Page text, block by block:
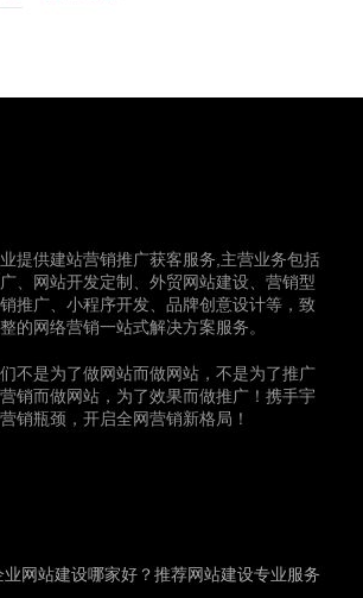
提供建站营销推广获客服务,主营业务包括
、网站开发定制、外贸网站建设、营销型
推广、小程序开发、品牌创意设计等，致
的网络营销一站式解决方案服务。
不是为了做网站而做网站，不是为了推广
销而做网站，为了效果而做推广！携手宇
销瓶颈，开启全网营销新格局！
业网站建设哪家好？推荐网站建设专业服务